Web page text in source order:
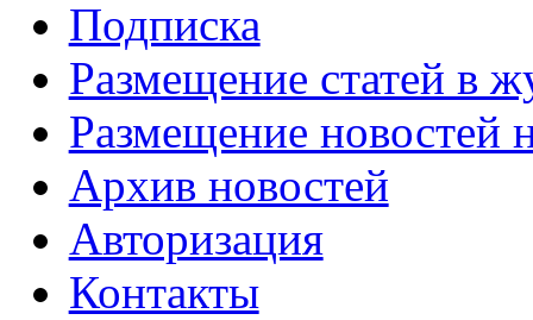
Подписка
Размещение статей в
Размещение новостей
Архив новостей
Авторизация
Контакты